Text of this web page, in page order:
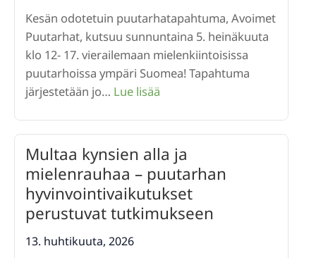
Kesän odotetuin puutarhatapahtuma, Avoimet
Puutarhat, kutsuu sunnuntaina 5. heinäkuuta
klo 12- 17. vierailemaan mielenkiintoisissa
puutarhoissa ympäri Suomea! Tapahtuma
järjestetään jo… Lue lisää
mukaan
Avoimet
Puutarhat
-
tapahtumaan!
Multaa kynsien alla ja
mielenrauhaa – puutarhan
hyvinvointivaikutukset
perustuvat tutkimukseen
13. huhtikuuta, 2026